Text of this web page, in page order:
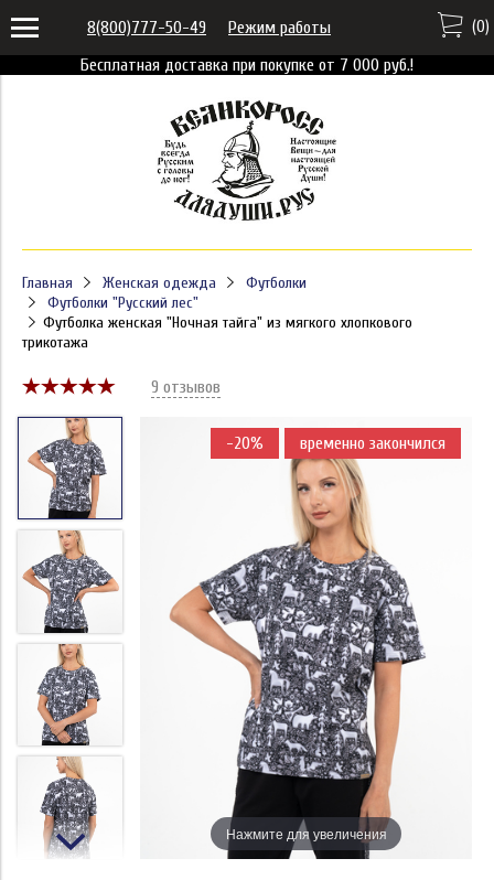
Бесплатная доставка при покупке от 7 000 руб.!
8(800)777-50-49 Режим работы (0)
Главная Женская одежда
Футболки
Футболки "Русский лес"
Футболка женская "Ночная тайга" из мягкого хлопкового
трикотажа
9 отзывов
-20% временно закончился
Нажмите для увеличения